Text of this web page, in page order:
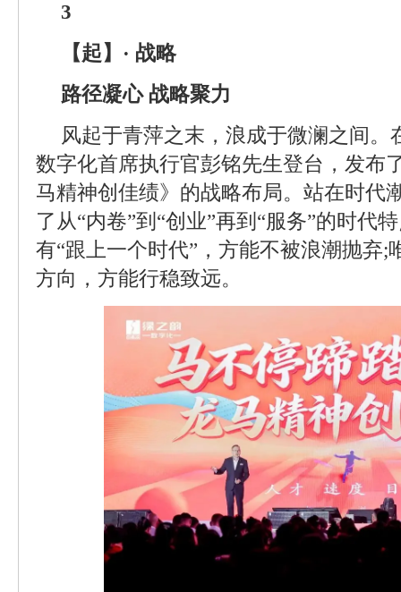
3
【起】· 战略
路径凝心 战略聚力
风起于青萍之末，浪成于微澜之间。
数字化首席执行官彭铭先生登台，发布
马精神创佳绩》的战略布局。站在时代
了从“内卷”到“创业”再到“服务”的时代
有“跟上一个时代”，方能不被浪潮抛弃;
方向，方能行稳致远。